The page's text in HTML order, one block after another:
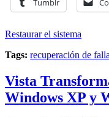
Tumblr
Restaurar el sistema
Tags: recuperación de
Vista
Windows XP y